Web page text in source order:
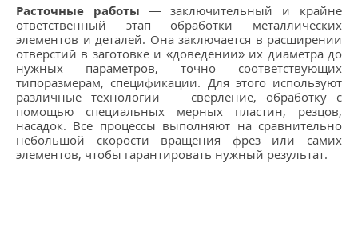
КОНТАКТЫ
МЕТАЛЛ ВЕЛИКИЙ НОВГОРОД
Расточные работы — заключительный и крайне
ответственный этап обработки металлических
элементов и деталей. Она заключается в расширении
отверстий в заготовке и «доведении» их диаметра до
нужных параметров, точно соответствующих
типоразмерам, спецификации. Для этого используют
различные технологии — сверление, обработку с
помощью специальных мерных пластин, резцов,
насадок. Все процессы выполняют на сравнительно
небольшой скорости вращения фрез или самих
элементов, чтобы гарантировать нужный результат.